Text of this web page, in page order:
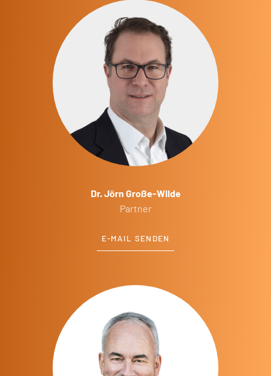
Dr. Jörn Große-Wilde
Partner
E-MAIL SENDEN